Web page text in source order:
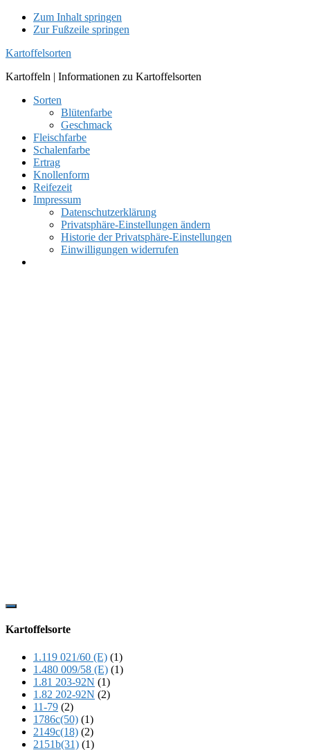
Zum Inhalt springen
Zur Fußzeile springen
Kartoffelsorten
Kartoffeln | Informationen zu Kartoffelsorten
Sorten
Blütenfarbe
Geschmack
Fleischfarbe
Schalenfarbe
Ertrag
Knollenform
Reifezeit
Impressum
Datenschutzerklärung
Privatsphäre-Einstellungen ändern
Historie der Privatsphäre-Einstellungen
Einwilligungen widerrufen
Show
Content
Kartoffelsorte
1.119 021/60 (E) (1)
1.480 009/58 (E) (1)
1.81 203-92N (1)
1.82 202-92N (2)
11-79 (2)
1786c(50) (1)
2149c(18) (2)
2151b(31) (1)